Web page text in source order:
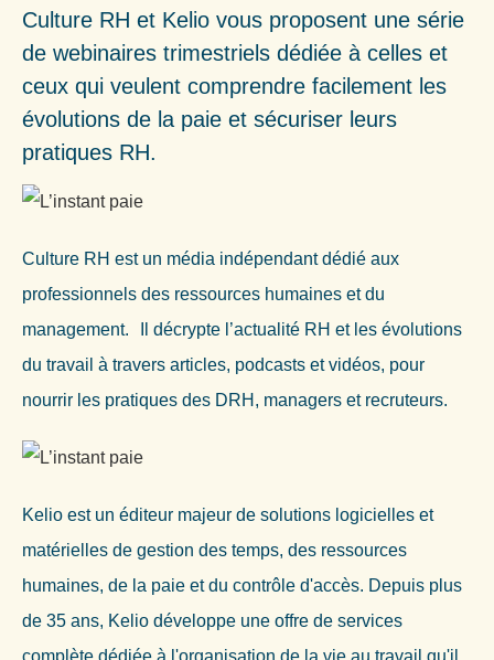
Culture RH et Kelio vous proposent une série
de webinaires trimestriels dédiée à celles et
ceux qui veulent comprendre facilement les
évolutions de la paie et sécuriser leurs
pratiques RH.
Culture RH est un média indépendant dédié aux
professionnels des ressources humaines et du
management. Il décrypte l’actualité RH et les évolutions
du travail à travers articles, podcasts et vidéos, pour
nourrir les pratiques des DRH, managers et recruteurs.
Kelio est un éditeur majeur de solutions logicielles et
matérielles de gestion des temps, des ressources
humaines, de la paie et du contrôle d'accès. Depuis plus
de 35 ans, Kelio développe une offre de services
complète dédiée à l'organisation de la vie au travail qu'il